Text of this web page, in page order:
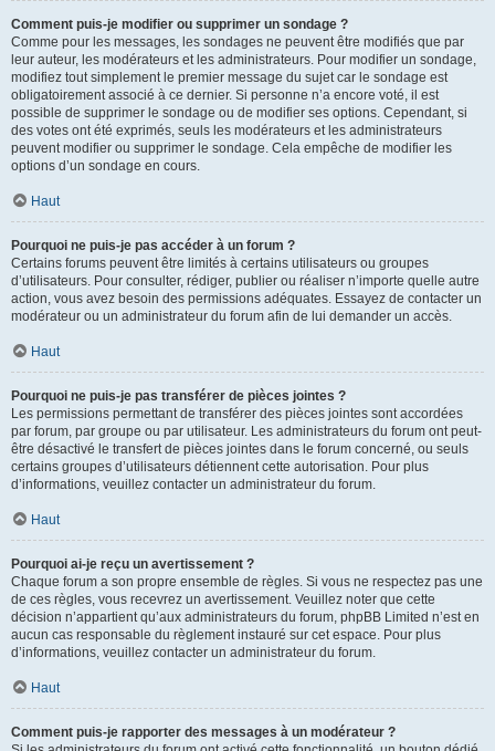
Comment puis-je modifier ou supprimer un sondage ?
Comme pour les messages, les sondages ne peuvent être modifiés que par
leur auteur, les modérateurs et les administrateurs. Pour modifier un sondage,
modifiez tout simplement le premier message du sujet car le sondage est
obligatoirement associé à ce dernier. Si personne n’a encore voté, il est
possible de supprimer le sondage ou de modifier ses options. Cependant, si
des votes ont été exprimés, seuls les modérateurs et les administrateurs
peuvent modifier ou supprimer le sondage. Cela empêche de modifier les
options d’un sondage en cours.
Haut
Pourquoi ne puis-je pas accéder à un forum ?
Certains forums peuvent être limités à certains utilisateurs ou groupes
d’utilisateurs. Pour consulter, rédiger, publier ou réaliser n’importe quelle autre
action, vous avez besoin des permissions adéquates. Essayez de contacter un
modérateur ou un administrateur du forum afin de lui demander un accès.
Haut
Pourquoi ne puis-je pas transférer de pièces jointes ?
Les permissions permettant de transférer des pièces jointes sont accordées
par forum, par groupe ou par utilisateur. Les administrateurs du forum ont peut-
être désactivé le transfert de pièces jointes dans le forum concerné, ou seuls
certains groupes d’utilisateurs détiennent cette autorisation. Pour plus
d’informations, veuillez contacter un administrateur du forum.
Haut
Pourquoi ai-je reçu un avertissement ?
Chaque forum a son propre ensemble de règles. Si vous ne respectez pas une
de ces règles, vous recevrez un avertissement. Veuillez noter que cette
décision n’appartient qu’aux administrateurs du forum, phpBB Limited n’est en
aucun cas responsable du règlement instauré sur cet espace. Pour plus
d’informations, veuillez contacter un administrateur du forum.
Haut
Comment puis-je rapporter des messages à un modérateur ?